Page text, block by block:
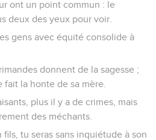
ont un point commun : le
deux des yeux pour voir.
gens avec équité consolide à
donnent de la sagesse ;
la honte de sa mère.
plus il y a de crimes, mais
des méchants.
tu seras sans inquiétude à son